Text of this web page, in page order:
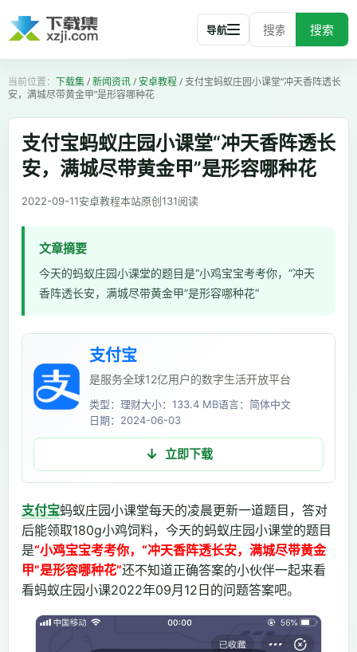
搜索
导航
下载集/新闻资讯/安卓教程/支付宝蚂蚁庄园小课堂“冲天香阵透长
安，满城尽带黄金甲”是形容哪种花
支付宝蚂蚁庄园小课堂“冲天香阵透长
安，满城尽带黄金甲”是形容哪种花
2022-09-11安卓教程本站原创131阅读
文章摘要
今天的蚂蚁庄园小课堂的题目是“小鸡宝宝考考你，“冲天
香阵透长安，满城尽带黄金甲”是形容哪种花”
支付宝
是服务全球12亿用户的数字生活开放平台
类型：理财大小：133.4 MB语言：简体中文
日期：2024-06-03
立即下载
支付宝蚂蚁庄园小课堂每天的凌晨更新一道题目，答对
后能领取180g小鸡饲料，今天的蚂蚁庄园小课堂的题目
是“小鸡宝宝考考你，“冲天香阵透长安，满城尽带黄金
甲”是形容哪种花”还不知道正确答案的小伙伴一起来看
看蚂蚁庄园小课2022年09月12日的问题答案吧。